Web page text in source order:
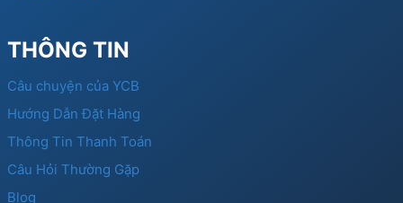
THÔNG TIN
Câu chuyện của YCB
Hướng Dẫn Đặt Hàng
Thông Tin Thanh Toán
Câu Hỏi Thường Gặp
Blog